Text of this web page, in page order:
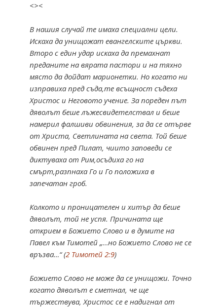
<><
В нашия случай те имаха специални цели.
Искаха да унищожат евангелските църкви.
Второ с един удар искаха да премахнат
преданите на вярата пастори и на тяхно
място да дойдат марионетки. Но когато ни
изправиха пред съда,те всъщност съдеха
Христос и Неговото учение. За пореден път
дяволът беше лъжесвидетелствал и беше
намерил фалшиви обвинения, за да се отърве
от Христа, Светлината на света. Той беше
обвинен пред Пилат, чиито заповеди се
диктуваха от Рим,осъдиха го на
смърт,разпнаха Го и Го положиха в
запечатан гроб.
Колкото и проницателен и хитър да беше
дяволът, той не успя. Причината ще
открием в Божието Слово и в думите на
Павел към Тимотей „…но Божието Слово не се
връзва…“ (2 Тимотей 2:9)
Божието Слово не може да се унищожи. Точнo
когато дяволът е сметнал, че ще
тържествува, Христос се е надигнал от